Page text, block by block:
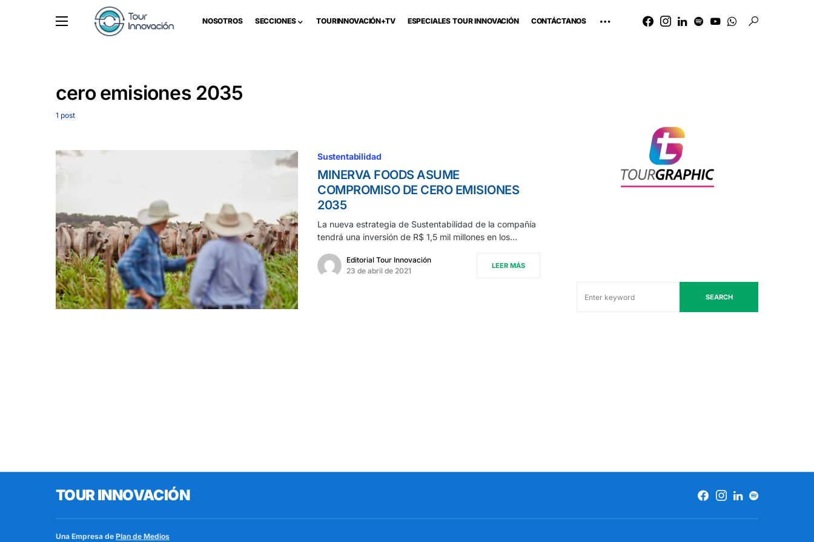
NOSOTROS SECCIONES TOURINNOVACIÓN+TV ESPECIALES TOUR INNOVACIÓN CONTÁCTANOS
cero emisiones 2035
1 post
Sustentabilidad
MINERVA FOODS ASUME
COMPROMISO DE CERO EMISIONES
2035
La nueva estrategia de Sustentabilidad de la compañía
tendrá una inversión de R$ 1,5 mil millones en los…
Editorial Tour Innovación
23 de abril de 2021
LEER MÁS
SEARCH
TOUR INNOVACIÓN
Una Empresa de Plan de Medios